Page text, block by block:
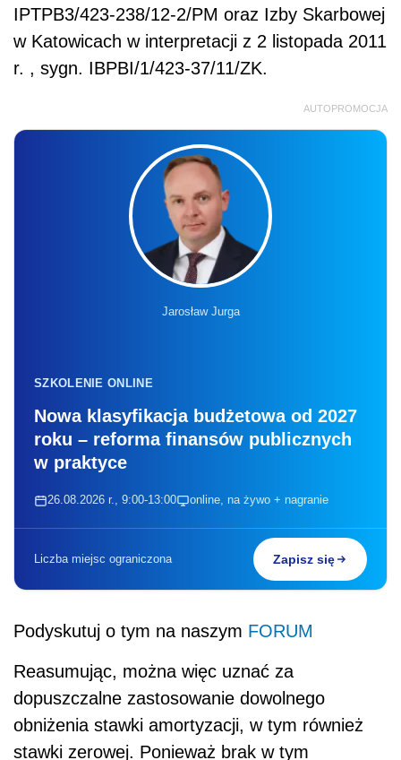
IPTPB3/423-238/12-2/PM oraz Izby Skarbowej
w Katowicach w interpretacji z 2 listopada 2011
r. , sygn. IBPBI/1/423-37/11/ZK.
AUTOPROMOCJA
Jarosław Jurga
SZKOLENIE ONLINE
Nowa klasyfikacja budżetowa od 2027
roku – reforma finansów publicznych
w praktyce
26.08.2026 r., 9:00-13:00 online, na żywo + nagranie
Liczba miejsc ograniczona Zapisz się
Podyskutuj o tym na naszym FORUM
Reasumując, można więc uznać za
dopuszczalne zastosowanie dowolnego
obniżenia stawki amortyzacji, w tym również
stawki zerowej. Ponieważ brak w tym